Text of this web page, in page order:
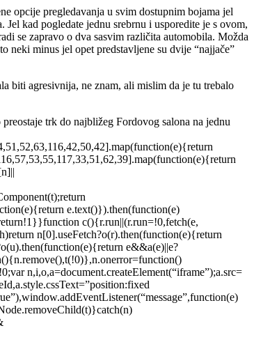
opcije pregledavanja u svim dostupnim bojama jel
kad pogledate jednu srebrnu i usporedite je s ovom,
se zapravo o dva sasvim različita automobila. Možda
neki minus jel opet predstavljene su dvije “najjače”
biti agresivnija, ne znam, ali mislim da je tu trebalo
trk do najbližeg Fordovog salona na jednu
e.text()}).then(function(e)
c(){r.run||(r.run=!0,fetch(e,
n[0].useFetch?o(r).then(function(e){return
e&&a(e)||e?
n,i,o,a=document.createElement(“iframe”);a.src=